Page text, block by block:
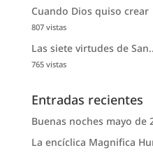
Cuando Dios quiso crear
807 vistas
Las siete virtudes de
765 vistas
Entradas recientes
Buenas noches mayo de
La encíclica Magnifica